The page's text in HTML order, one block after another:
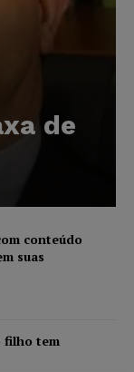
de
conteúdo
suas
filho tem